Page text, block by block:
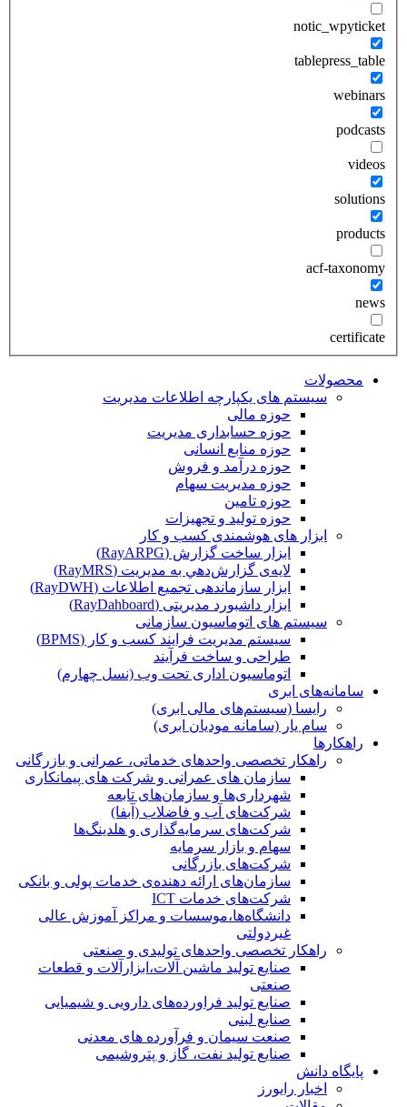
notic_wpyticket
tablepress_table
webinars
podcasts
videos
solutions
products
acf-taxonomy
news
certificate
محصولات
سیستم های یکپارچه اطلاعات مدیریت
حوزه مالی
حوزه حسابداری مدیریت
حوزه منابع انسانی
حوزه درآمد و فروش
حوزه مدیریت سهام
حوزه تامین
حوزه تولید و تجهیزات
ابزار های هوشمندی کسب و کار
ابزار ساخت گزارش (RayARPG)
لایه‌ی گزارش‌دهي به مديريت (RayMRS)
ابزار سازماندهی تجمیع اطلاعات (RayDWH)
ابزار داشبورد مدیریتی (RayDahboard)
سیستم های اتوماسیون سازمانی
سیستم مدیریت فرایند کسب و کار (BPMS)
طراحی و ساخت فرآیند
اتوماسیون اداری تحت وب (نسل چهارم)
سامانه‌های ابری
رایسا (سیستم‌های مالی ابری)
سام یار (سامانه مودیان ابری)
راهکارها
راهکار تخصصی واحدهای خدماتی، عمرانی و بازرگانی
سازمان های عمرانی و شرکت های پیمانکاری
شهرداری‌ها و سازمان‌های تابعه
شرکت‌های آب و فاضلاب (آبفا)
شرکت‌های سرمایه‌گذاری و هلدینگ‌ها
سهام و بازار سرمایه
شرکت‌های بازرگانی
سازمان‌های ارائه دهنده‌ی خدمات پولی و بانکی
شرکت‌های خدمات ICT
دانشگاه‌ها،موسسات و مراکز آموزش عالی
غیردولتی
راهکار تخصصی واحدهای تولیدی و صنعتی
صنایع توليد ماشين آلات،ابزارآلات و قطعات
صنعتی
صنایع تولید فراورده‌های دارویی و شیمیایی
صنایع لبنی
صنعت سیمان و فرآورده های معدنی
صنایع تولید نفت، گاز و پتروشيمی
پایگاه دانش
اخبار رایورز